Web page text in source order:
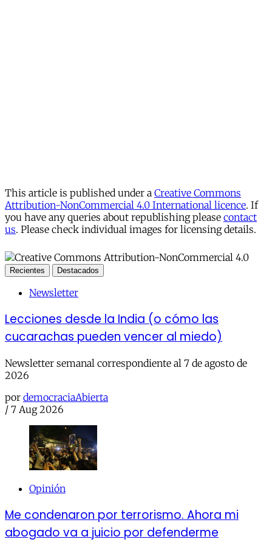
This article is published under a Creative Commons
Attribution-NonCommercial 4.0 International licence. If
you have any queries about republishing please contact
us. Please check individual images for licensing details.
Recientes Destacados
Newsletter
Lecciones desde la India (o cómo las
cucarachas pueden vencer al miedo)
Newsletter semanal correspondiente al 7 de agosto de
2026
por democraciaAbierta
/ 7 Aug 2026
Opinión
Me condenaron por terrorismo. Ahora mi
abogado va a juicio por defenderme